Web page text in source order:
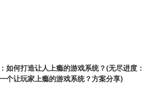
如何打造让人上瘾的游戏系统？(无尽进度：
个让玩家上瘾的游戏系统？方案分享)